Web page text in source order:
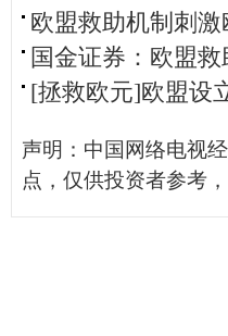
欧盟救助机制刺
国金证券：欧盟
[拯救欧元]欧盟设
声明：中国网络电视
点，仅供投资者参考